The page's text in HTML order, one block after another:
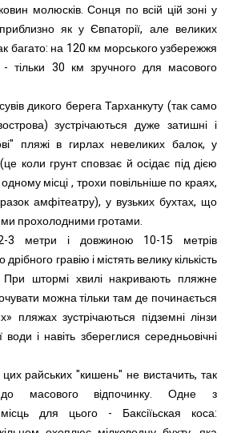
молюсків. Сонця по всій цій зоні у
як у Євпаторії, але великих
багато: на 120 км морського узбережжя
- тільки 30 км зручного для масового
дикого берега Тарханкуту (так само
зустрічаються дуже затишні і
пляжі в гирлах невеликих балок, у
коли грунт сповзає й осідає під дією
місці , трохи повільніше по краях,
амфітеатру), у вузьких бухтах, що
прохолодними гротами.
3 метри і довжиною 10-15 метрів
гравію і містять велику кількість
штормі хвилі накривають пляжне
можна тільки там де починається
пляжах зустрічаються підземні лінзи
і навіть збереглися середньовічні
райських "кишень" не вистачить, так
масового відпочинку. Одне з
місць для цього - Баксіїьская коса: